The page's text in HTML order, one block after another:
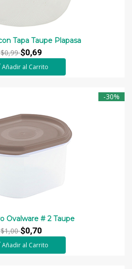
Tapa Taupe Plapasa
$0,99$0,69
Añadir al Carrito
-30%
Ovalware # 2 Taupe
$1,00$0,70
Añadir al Carrito